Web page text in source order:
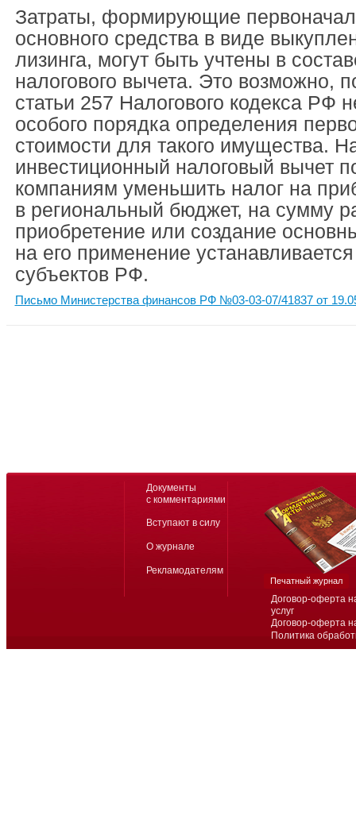
Затраты, формирующие
основного средства в виде
лизинга, могут быть учтены в
налогового вычета. Это возможно,
статьи 257 Налогового кодекса РФ
особого порядка определения
стоимости для такого имущества.
инвестиционный налоговый вычет
компаниям уменьшить налог на
в региональный бюджет, на сумму
приобретение или создание
на его применение
субъектов РФ.
Письмо Министерства финансов РФ №03-03-07/41837 от
Договор-оферта
услуг
Договор-оферта
Политика
Документы
с комментариями
Вступают в силу
О журнале
Рекламодателям
Печатный журнал